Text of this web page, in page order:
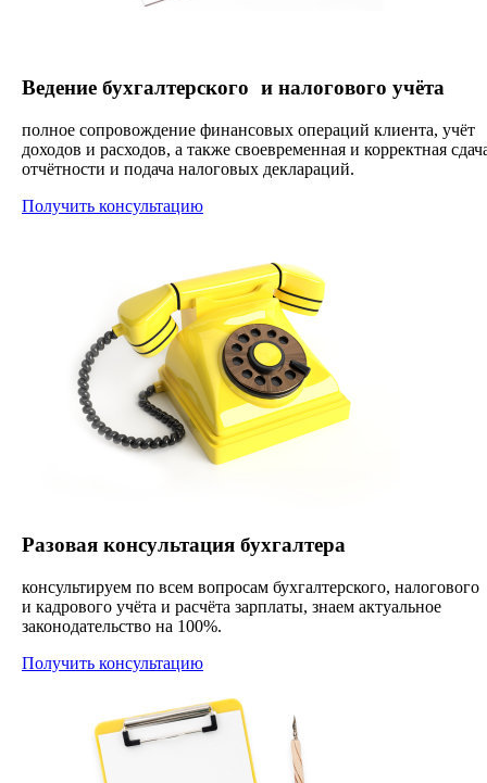
Ведение бухгалтерского и налогового учёта
полное сопровождение финансовых операций клиента, учёт
доходов и расходов, а также своевременная и корректная
отчётности и подача налоговых деклараций.
Получить консультацию
Разовая консультация бухгалтера
консультируем по всем вопросам бухгалтерского, налогового
и кадрового учёта и расчёта зарплаты, знаем актуальное
законодательство на 100%.
Получить консультацию